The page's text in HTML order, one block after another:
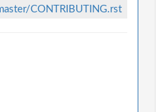
CONTRIBUTING.rst